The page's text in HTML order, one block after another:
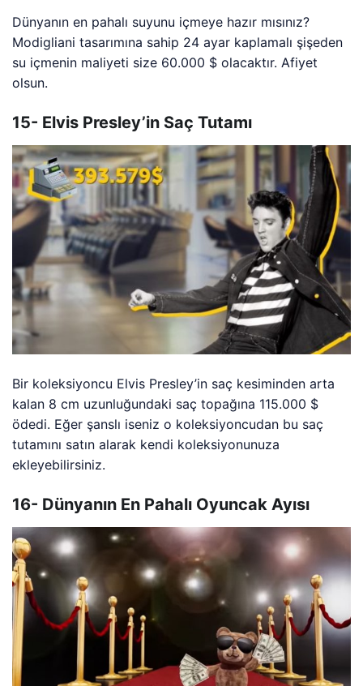
Dünyanın en pahalı suyunu içmeye hazır mısınız?
Modigliani tasarımına sahip 24 ayar kaplamalı şişeden
su içmenin maliyeti size 60.000 $ olacaktır. Afiyet
olsun.
15- Elvis Presley’in Saç Tutamı
Bir koleksiyoncu Elvis Presley’in saç kesiminden arta
kalan 8 cm uzunluğundaki saç topağına 115.000 $
ödedi. Eğer şanslı iseniz o koleksiyoncudan bu saç
tutamını satın alarak kendi koleksiyonunuza
ekleyebilirsiniz.
16- Dünyanın En Pahalı Oyuncak Ayısı